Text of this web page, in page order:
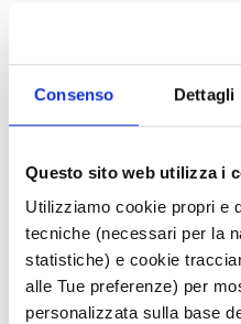
Consenso Dettagli
Questo sito web utilizza i
Utilizziamo cookie propri e
tecniche (necessari per la
statistiche) e cookie
alle Tue preferenze) per
personalizzata sulla base
Per informazioni,
qui
FIABILANDIA - RIMINI
DaL 3 marzo
domenica dalle 10:00
ospirarvi con le
acquatica e spettacoli
Per informazioni e
qui